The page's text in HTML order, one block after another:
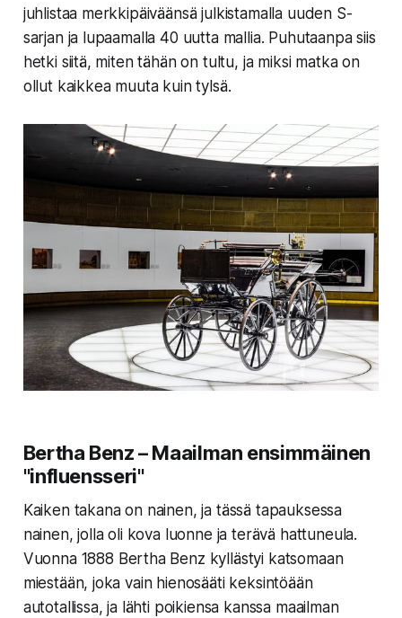
juhlistaa merkkipäiväänsä julkistamalla uuden S-
sarjan ja lupaamalla 40 uutta mallia. Puhutaanpa siis
hetki siitä, miten tähän on tultu, ja miksi matka on
ollut kaikkea muuta kuin tylsä.
Bertha Benz – Maailman ensimmäinen
"influensseri"
Kaiken takana on nainen, ja tässä tapauksessa
nainen, jolla oli kova luonne ja terävä hattuneula.
Vuonna 1888 Bertha Benz kyllästyi katsomaan
miestään, joka vain hienosääti keksintöään
autotallissa, ja lähti poikiensa kanssa maailman